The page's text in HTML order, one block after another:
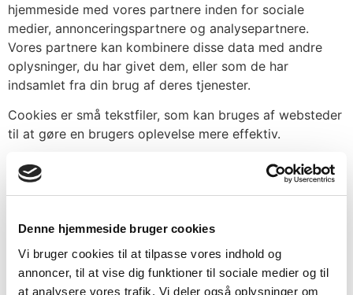
Denne hjemmeside bruger cookies
Vi bruger cookies til at tilpasse vores indhold og
annoncer, til at vise dig funktioner til sociale medier og til
at analysere vores trafik. Vi deler også oplysninger om
hjemmeside med vores partnere inden for sociale
medier, annonceringspartnere og analysepartnere.
Vores partnere kan kombinere disse data med andre
oplysninger, du har givet dem, eller som de har
indsamlet fra din brug af deres tjenester.
Cookies er små tekstfiler, som kan bruges af websteder
til at gøre en brugers oplevelse mere effektiv.
Loven fastslår, at vi kan gemme cookies på din enhed,
For alle andre typer cookies skal vi indhente dit
samtykke.
Dette websted bruger forskellige typer af cookies.